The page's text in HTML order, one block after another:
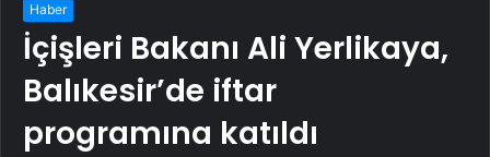
Haber
İçişleri Bakanı Ali Yerlikaya,
Balıkesir’de iftar
programına katıldı